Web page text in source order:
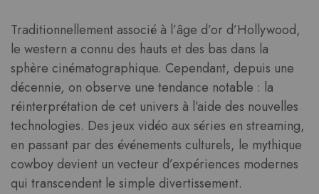
Traditionnellement associé à l’âge d’or d’Hollywood,
le western a connu des hauts et des bas dans la
sphère cinématographique. Cependant, depuis une
décennie, on observe une tendance notable : la
réinterprétation de cet univers à l’aide des nouvelles
technologies. Des jeux vidéo aux séries en streaming,
en passant par des événements culturels, le mythique
cowboy devient un vecteur d’expériences modernes
qui transcendent le simple divertissement.